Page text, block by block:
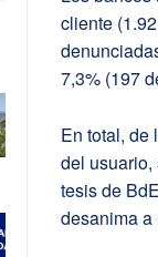
cliente
7,3% (197
En total, de
del
tesis de
desanima a